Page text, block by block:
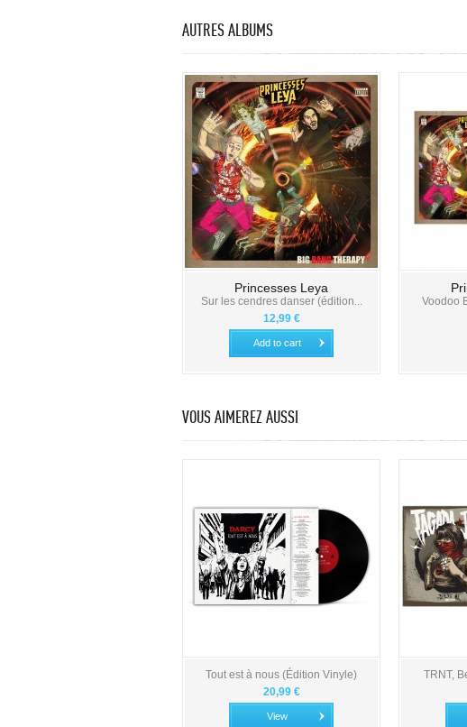
AUTRES ALBUMS
Princesses Leya
Sur les cendres danser (édition...
12,99 €
Add to cart
Voodoo
VOUS AIMEREZ AUSSI
Tout est à nous (Édition Vinyle)
20,99 €
View
TRNT,